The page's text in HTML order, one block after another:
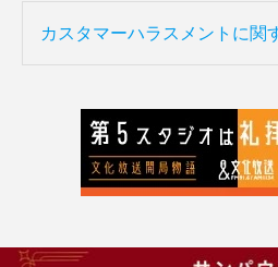
カスタマーハラスメントに関